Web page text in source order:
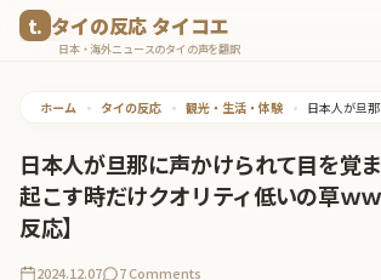
タイの反応 タイコエ
日本・海外ニュースのタイの声を翻訳
ホーム • タイの反応 • 観光・生活・体験 •
日本人が旦那に声かけられて目を覚
起こす時だけクオリティ低いの草ｗ
反応】
2024.12.07 7 Comments